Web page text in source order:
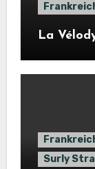
La
Surly